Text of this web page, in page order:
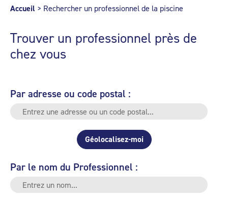
Accueil > Rechercher un professionnel de la piscine
Trouver un professionnel près de
chez vous
Par adresse ou code postal :
Géolocalisez-moi
Par le nom du Professionnel :